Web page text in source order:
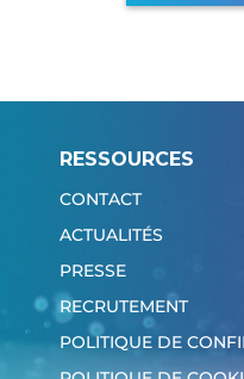
RESSOURCES
CONTACT
ACTUALITÉS
PRESSE
RECRUTEMENT
POLITIQUE DE